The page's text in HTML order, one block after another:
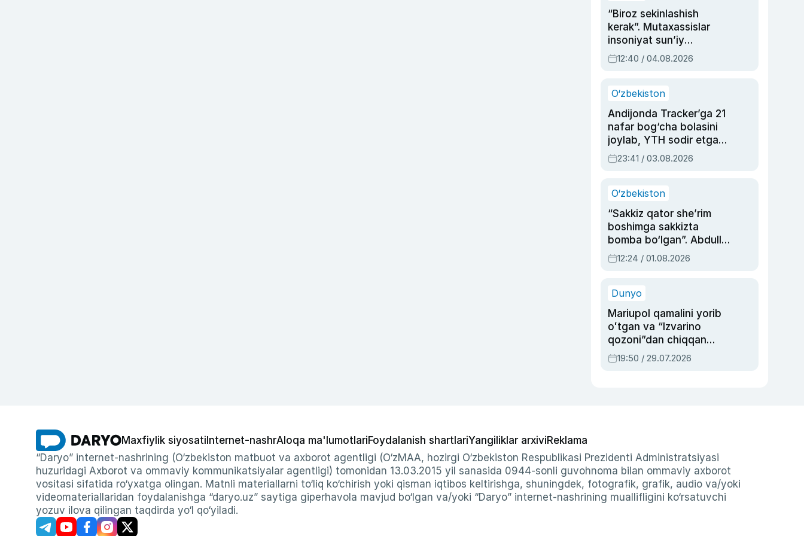
“Biroz sekinlashish
kerak”. Mutaxassislar
insoniyat sun’iy
intellektni boshqara
olmay qolishidan xavotir
12:40 / 04.08.2026
O‘zbekiston
Andijonda Tracker’ga 21
nafar bog‘cha bolasini
joylab, YTH sodir etgan
ayolga sud hukmi o‘qildi
23:41 / 03.08.2026
O‘zbekiston
“Sakkiz qator she’rim
boshimga sakkizta
bomba bo‘lgan”. Abdulla
Oripovni siyosiy
ayblovlardan asrab
12:24 / 01.08.2026
Dunyo
Mariupol qamalini yorib
oʻtgan va “Izvarino
qozoni”dan chiqqan
qahramon — Ukraina
armiyasi bosh
19:50 / 29.07.2026
Maxfiylik siyosati Internet-nashrAloqa ma'lumotlariFoydalanish shartlariYangiliklar arxiviReklama
“Daryo” internet-nashrining (O‘zbekiston matbuot va axborot agentligi (O‘zMAA, hozirgi O‘zbekiston Respublikasi Prezidenti Administratsiyasi
huzuridagi Axborot va ommaviy kommunikatsiyalar agentligi) tomonidan 13.03.2015 yil sanasida 0944-sonli guvohnoma bilan ommaviy axborot
vositasi sifatida ro‘yxatga olingan. Matnli materiallarni to‘liq ko‘chirish yoki qisman iqtibos keltirishga, shuningdek, fotografik, grafik, audio va/yoki
videomateriallaridan foydalanishga “daryo.uz” saytiga giperhavola mavjud bo‘lgan va/yoki “Daryo” internet-nashrining muallifligini ko‘rsatuvchi
yozuv ilova qilingan taqdirda yo‘l qo‘yiladi.